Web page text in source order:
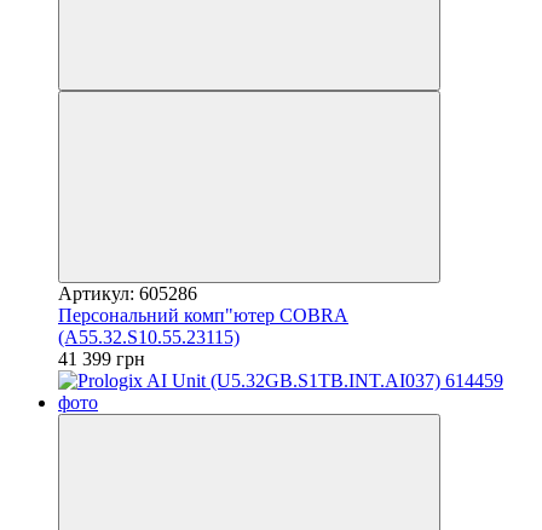
Артикул: 605286
Персональний комп"ютер COBRA
(A55.32.S10.55.23115)
41 399 грн